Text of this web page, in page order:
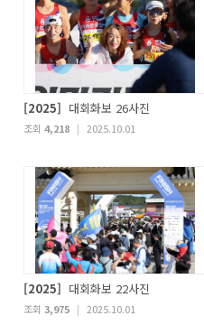
[2025] 대회화보 26사진
조회 4,218 | 2025.10.01
[2025] 대회화보 22사진
조회 3,975 | 2025.10.01